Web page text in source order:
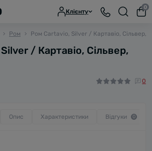
Клієнту
0
Ром Ром Cartavio, Silver / Картавіо, Сільвер,
/ Картавіо, Сільвер,
0
Опис Характеристики Відгуки 0